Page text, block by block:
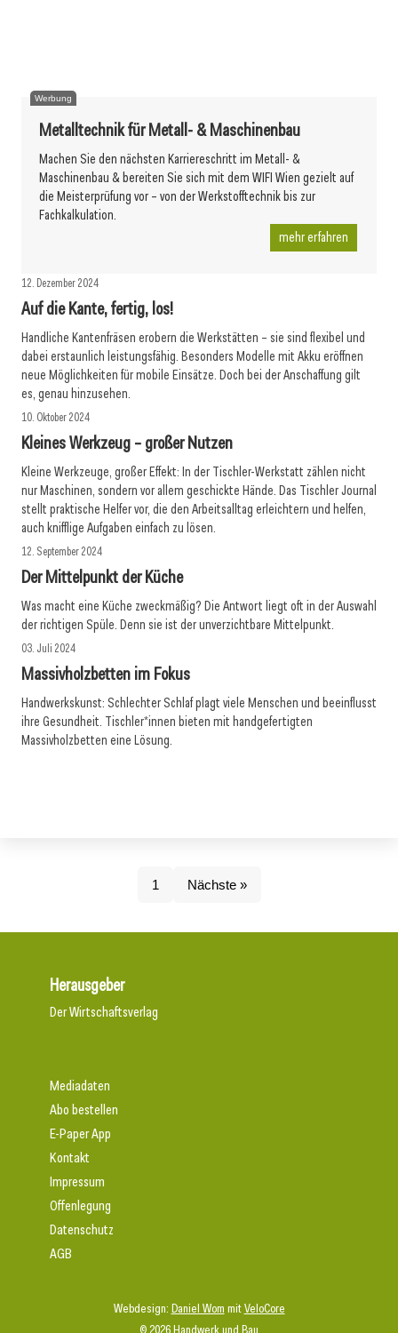
Werbung
Metalltechnik für Metall- & Maschinenbau
Machen Sie den nächsten Karriereschritt im Metall- &
Maschinenbau & bereiten Sie sich mit dem WIFI Wien gezielt auf
die Meisterprüfung vor – von der Werkstofftechnik bis zur
Fachkalkulation.
mehr erfahren
12. Dezember 2024
Auf die Kante, fertig, los!
Handliche Kantenfräsen erobern die Werkstätten – sie sind flexibel und
dabei erstaunlich leistungsfähig. Besonders Modelle mit Akku eröffnen
neue Möglichkeiten für mobile Einsätze. Doch bei der Anschaffung gilt
es, genau hinzusehen.
10. Oktober 2024
Kleines Werkzeug – großer Nutzen
Kleine Werkzeuge, großer Effekt: In der Tischler-Werkstatt zählen nicht
nur Maschinen, sondern vor allem geschickte Hände. Das Tischler Journal
stellt praktische Helfer vor, die den Arbeitsalltag erleichtern und helfen,
auch knifflige Aufgaben einfach zu lösen.
12. September 2024
Der Mittelpunkt der Küche
Was macht eine Küche zweckmäßig? Die Antwort liegt oft in der Auswahl
der richtigen Spüle. Denn sie ist der unverzichtbare Mittelpunkt.
03. Juli 2024
Massivholzbetten im Fokus
Handwerkskunst: Schlechter Schlaf plagt viele Menschen und beeinflusst
ihre Gesundheit. Tischler*innen bieten mit handgefertigten
Massivholzbetten eine Lösung.
1 Nächste »
Herausgeber
Der Wirtschaftsverlag
© 2026 Handwerk und Bau
Webdesign: Daniel Wom mitVeloCore
Mediadaten
Abo bestellen
E-Paper App
Kontakt
Impressum
Offenlegung
Datenschutz
AGB